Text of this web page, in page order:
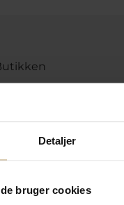
Detaljer
bruger cookies